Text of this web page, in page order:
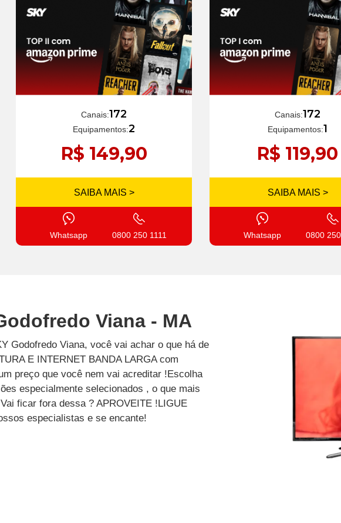
Canais:172
Equipamentos:2
R$ 149,90
SAIBA MAIS >
Whatsapp 0800 250 1111
Canais:172
Equipamentos:1
R$ 119,90
SAIBA MAIS >
Whatsapp 0800
Viana - MA
Godofredo Viana, você vai achar o que há de
E INTERNET BANDA LARGA com
preço que você nem vai acreditar !Escolha
especialmente selecionados , o que mais
ficar fora dessa ? APROVEITE !LIGUE
especialistas e se encante!